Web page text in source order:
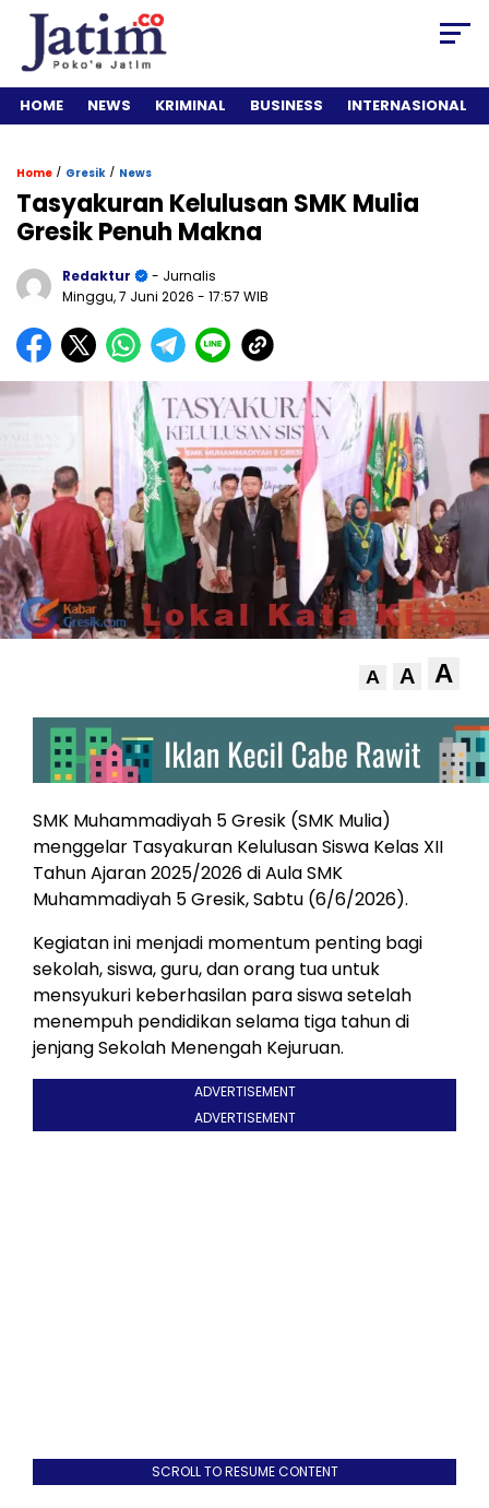
HOME NEWS KRIMINAL BUSINESS INTERNASIONAL
Home / Gresik / News
Tasyakuran Kelulusan SMK Mulia
Gresik Penuh Makna
Redaktur
- Jurnalis
Minggu, 7 Juni 2026 - 17:57 WIB
A A A
SMK Muhammadiyah 5 Gresik (SMK Mulia)
menggelar Tasyakuran Kelulusan Siswa Kelas XII
Tahun Ajaran 2025/2026 di Aula SMK
Muhammadiyah 5 Gresik, Sabtu (6/6/2026).
Kegiatan ini menjadi momentum penting bagi
sekolah, siswa, guru, dan orang tua untuk
mensyukuri keberhasilan para siswa setelah
menempuh pendidikan selama tiga tahun di
jenjang Sekolah Menengah Kejuruan.
ADVERTISEMENT
ADVERTISEMENT
SCROLL TO RESUME CONTENT